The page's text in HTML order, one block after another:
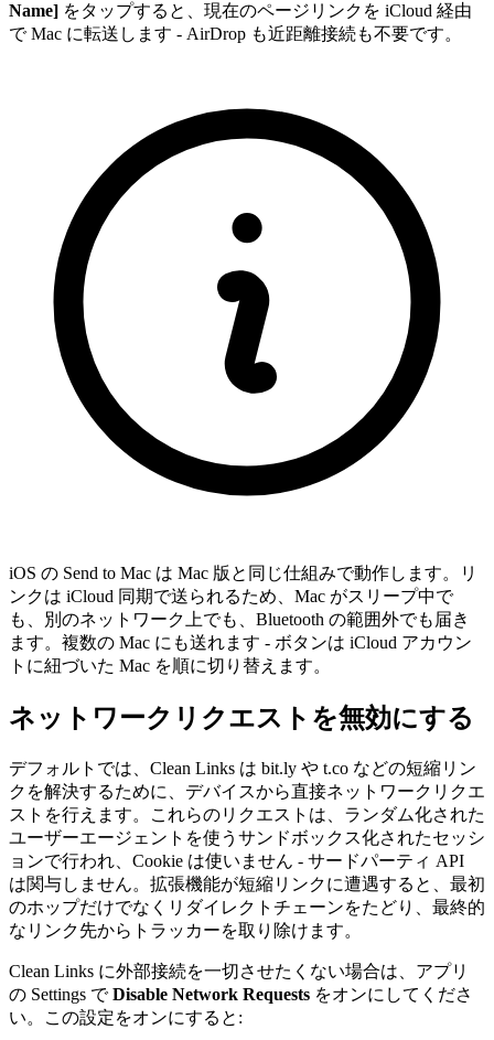
Name] をタップすると、現在のページリンクを iCloud 経由
で Mac に転送します - AirDrop も近距離接続も不要です。
iOS の Send to Mac は Mac 版と同じ仕組みで動作します。リ
ンクは iCloud 同期で送られるため、Mac がスリープ中で
も、別のネットワーク上でも、Bluetooth の範囲外でも届き
ます。複数の Mac にも送れます - ボタンは iCloud アカウン
トに紐づいた Mac を順に切り替えます。
ネットワークリクエストを無効にする
デフォルトでは、Clean Links は bit.ly や t.co などの短縮リン
クを解決するために、デバイスから直接ネットワークリクエ
ストを行えます。これらのリクエストは、ランダム化された
ユーザーエージェントを使うサンドボックス化されたセッシ
ョンで行われ、Cookie は使いません - サードパーティ API
は関与しません。拡張機能が短縮リンクに遭遇すると、最初
のホップだけでなくリダイレクトチェーンをたどり、最終的
なリンク先からトラッカーを取り除けます。
Clean Links に外部接続を一切させたくない場合は、アプリ
の Settings でDisable Network Requests をオンにしてくださ
い。この設定をオンにすると: